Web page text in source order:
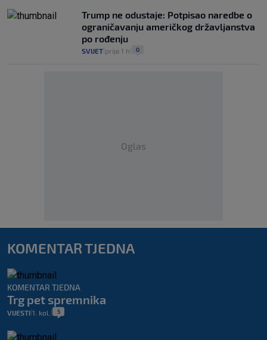
Trump ne odustaje: Potpisao naredbe o
ograničavanju američkog državljanstva
po rođenju
SVIJET prije 1 h 0
Oglas
KOMENTAR TJEDNA
KOMENTAR TJEDNA
Trg pet spremnika
VIJESTI 1. kol. 5